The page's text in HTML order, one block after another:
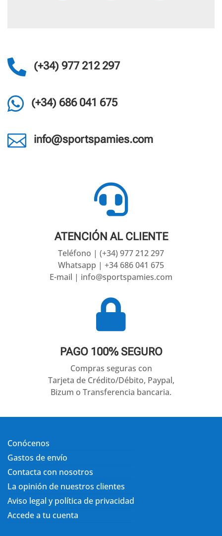
 (+34) 977 212 297
 (+34) 686 041 675
 info@sportspamies.com

ATENCIÓN AL CLIENTE
Teléfono | (+34) 977 212 297
Whatsapp | +34 686 041 675
E-mail | info@sportspamies.com

PAGO 100% SEGURO
Compras seguras con
Tarjeta de Crédito/Débito, Paypal,
Bizum o Transferencia bancaria.
Conócenos
Gastos de envío
Contacta con nosotros
La opinión de nuestros clientes
Aviso legal y política de privacidad
Accede a tu cuenta